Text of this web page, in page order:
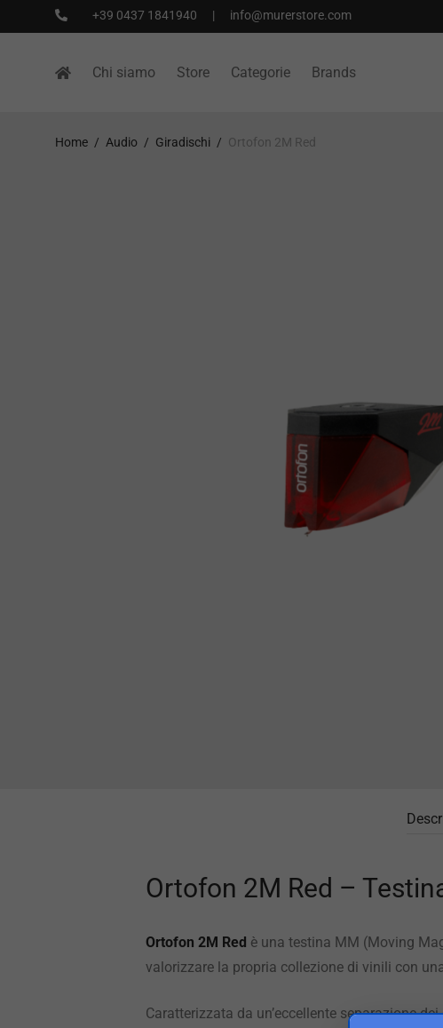
+39 0437 1841940 | info@murerstore.com
Chi siamo Store Categorie Brands
Home / Audio / Giradischi / Ortofon 2M Red
Ortofon 2M Red –
Ortofon 2M Red è una testina MM (Moving
valorizzare la propria collezione di vinili con
Caratterizzata da un’eccellente separazione